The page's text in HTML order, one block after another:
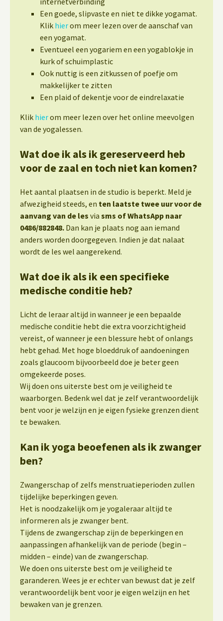
Een goede, slipvaste en niet te dikke yogamat.
Klik hierom meer lezen over de aanschaf van
een yogamat.
Eventueel een yogariem en een yogablokje in
kurk of schuimplastic
Ook nuttig is een zitkussen of poefje om
makkelijker te zitten
Een plaid of dekentje voor de eindrelaxatie
Klik hierom meer lezen over het online meevolgen
van de yogalessen.
Wat doe ik als ik gereserveerd heb
voor de zaal en toch niet kan komen?
Het aantal plaatsen in de studio is beperkt. Meld je
afwezigheid steeds, en ten laatste twee uur voor de
aanvang van de les via sms of WhatsApp naar
0486/882848. Dan kan je plaats nog aan iemand
anders worden doorgegeven. Indien je dat nalaat
wordt de les wel aangerekend.
Wat doe ik als ik een specifieke
medische conditie heb?
Licht de leraar altijd in wanneer je een bepaalde
medische conditie hebt die extra voorzichtigheid
vereist, of wanneer je een blessure hebt of onlangs
hebt gehad. Met hoge bloeddruk of aandoeningen
zoals glaucoom bijvoorbeeld doe je beter geen
omgekeerde poses.
Wij doen ons uiterste best om je veiligheid te
waarborgen. Bedenk wel dat je zelf verantwoordelijk
bent voor je welzijn en je eigen fysieke grenzen dient
te bewaken.
Kan ik yoga beoefenen als ik zwanger
ben?
Zwangerschap of zelfs menstruatieperioden zullen
tijdelijke beperkingen geven.
Het is noodzakelijk om je yogaleraar altijd te
informeren als je zwanger bent.
Tijdens de zwangerschap zijn de beperkingen en
aanpassingen afhankelijk van de periode (begin –
midden – einde) van de zwangerschap.
We doen ons uiterste best om je veiligheid te
garanderen. Wees je er echter van bewust dat je zelf
verantwoordelijk bent voor je eigen welzijn en het
bewaken van je grenzen.